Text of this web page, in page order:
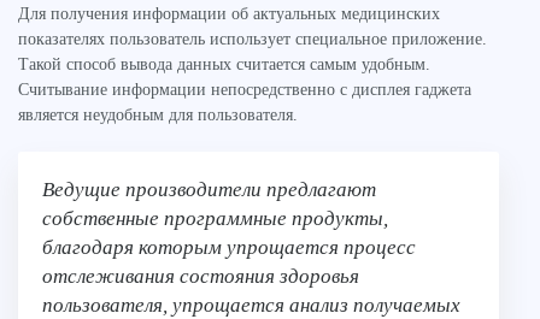
Для получения информации об актуальных медицинских
показателях пользователь использует специальное приложение.
Такой способ вывода данных считается самым удобным.
Считывание информации непосредственно с дисплея гаджета
является неудобным для пользователя.
Ведущие производители предлагают
собственные программные продукты,
благодаря которым упрощается процесс
отслеживания состояния здоровья
пользователя, упрощается анализ получаемых